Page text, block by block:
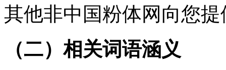
其他非中国粉体网向您
（二）相关词语涵义